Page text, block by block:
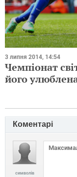
3 липня 2014, 14:54
Чемпіонат
його
Коментарі
символів